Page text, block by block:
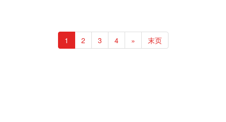
1 2 3 4 » 末页